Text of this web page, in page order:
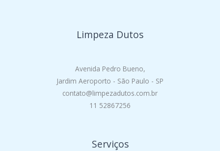
Limpeza Dutos
Avenida Pedro Bueno,
Jardim Aeroporto - São Paulo - SP
contato@limpezadutos.com.br
11 52867256
Serviços